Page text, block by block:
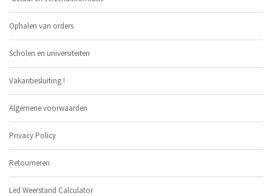
Ophalen van orders
Scholen en universiteiten
Vakantiesluiting !
Algemene voorwaarden
Privacy Policy
Retourneren
Led Weerstand Calculator